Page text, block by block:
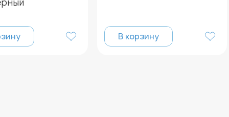
В корзину